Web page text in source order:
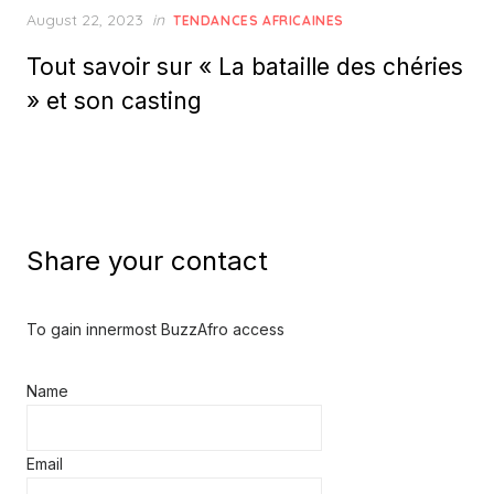
Posted
August 22, 2023 in TENDANCES AFRICAINES
Tout savoir sur « La bataille des chéries
» et son casting
Share your contact
To gain innermost BuzzAfro access
Name
Email